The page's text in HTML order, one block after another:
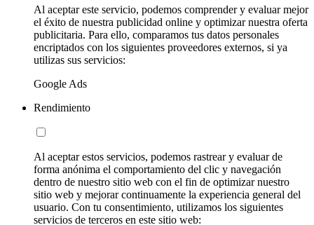
Al aceptar este servicio, podemos comprender y evaluar mejor
el éxito de nuestra publicidad online y optimizar nuestra oferta
publicitaria. Para ello, comparamos tus datos personales
encriptados con los siguientes proveedores externos, si ya
utilizas sus servicios:
Google Ads
Rendimiento
Al aceptar estos servicios, podemos rastrear y evaluar de
forma anónima el comportamiento del clic y navegación
dentro de nuestro sitio web con el fin de optimizar nuestro
sitio web y mejorar continuamente la experiencia general del
usuario. Con tu consentimiento, utilizamos los siguientes
servicios de terceros en este sitio web: